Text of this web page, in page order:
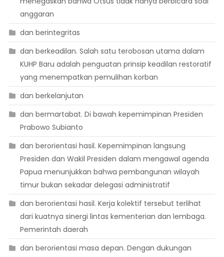
anggaran
dan berintegritas
dan berkeadilan. Salah satu terobosan utama dalam
KUHP Baru adalah penguatan prinsip keadilan restoratif
yang menempatkan pemulihan korban
dan berkelanjutan
dan bermartabat. Di bawah kepemimpinan Presiden
Prabowo Subianto
dan berorientasi hasil. Kepemimpinan langsung
Presiden dan Wakil Presiden dalam mengawal agenda
Papua menunjukkan bahwa pembangunan wilayah
timur bukan sekadar delegasi administratif
dan berorientasi hasil. Kerja kolektif tersebut terlihat
dari kuatnya sinergi lintas kementerian dan lembaga.
Pemerintah daerah
dan berorientasi masa depan. Dengan dukungan